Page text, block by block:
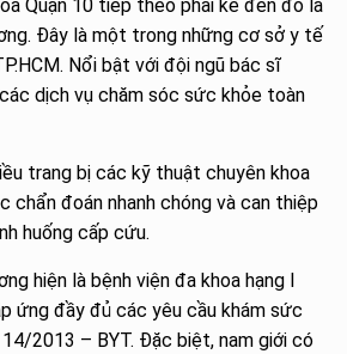
Quận 10 tiếp theo phải kể đến đó là
Đây là một trong những cơ sở y tế
Nổi bật với đội ngũ bác sĩ
dịch vụ chăm sóc sức khỏe toàn
trang bị các kỹ thuật chuyên khoa
chẩn đoán nhanh chóng và can thiệp
huống cấp cứu.
hiện là bệnh viện đa khoa hạng I
ứng đầy đủ các yêu cầu khám sức
2013 – BYT. Đặc biệt, nam giới có